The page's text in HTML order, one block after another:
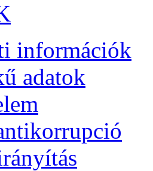
információk
adatok